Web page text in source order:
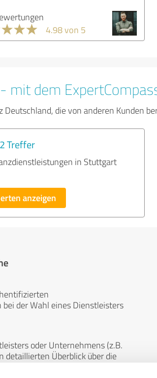
4.98 von 5
mit dem
die von anderen Kunden
Treffer
in Stuttgart
anzeigen
der Wahl eines Dienstleisters
oder Unternehmens (z.B.
detaillierten Überblick über die